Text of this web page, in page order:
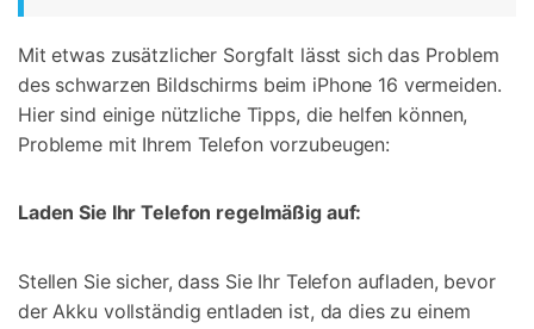
Mit etwas zusätzlicher Sorgfalt lässt sich das Problem
des schwarzen Bildschirms beim iPhone 16 vermeiden.
Hier sind einige nützliche Tipps, die helfen können,
Probleme mit Ihrem Telefon vorzubeugen:
Laden Sie Ihr Telefon regelmäßig auf:
Stellen Sie sicher, dass Sie Ihr Telefon aufladen, bevor
der Akku vollständig entladen ist, da dies zu einem